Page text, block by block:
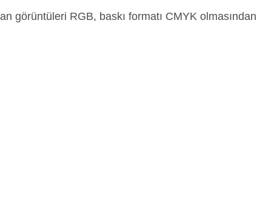
görüntüleri RGB, baskı formatı CMYK olmasından